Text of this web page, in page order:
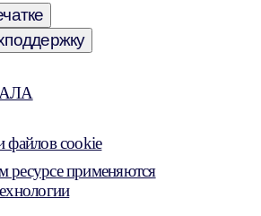
файлов cookie
применяются